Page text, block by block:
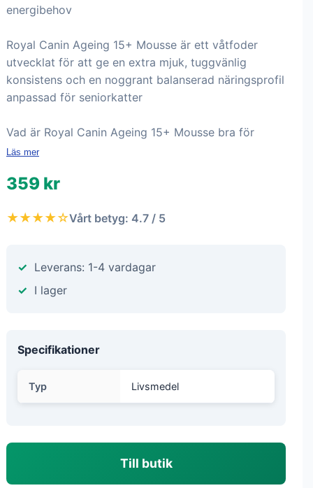
energibehov
Royal Canin Ageing 15+ Mousse är ett våtfoder
utvecklat för att ge en extra mjuk, tuggvänlig
konsistens och en noggrant balanserad näringsprofil
anpassad för seniorkatter
Vad är Royal Canin Ageing 15+ Mousse bra för
Läs mer
359 kr
★★★★☆Vårt betyg: 4.7 / 5
Leverans: 1-4 vardagar
I lager
Specifikationer
Typ Livsmedel
Till butik